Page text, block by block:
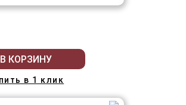
В КОРЗИНУ
в 1 клик